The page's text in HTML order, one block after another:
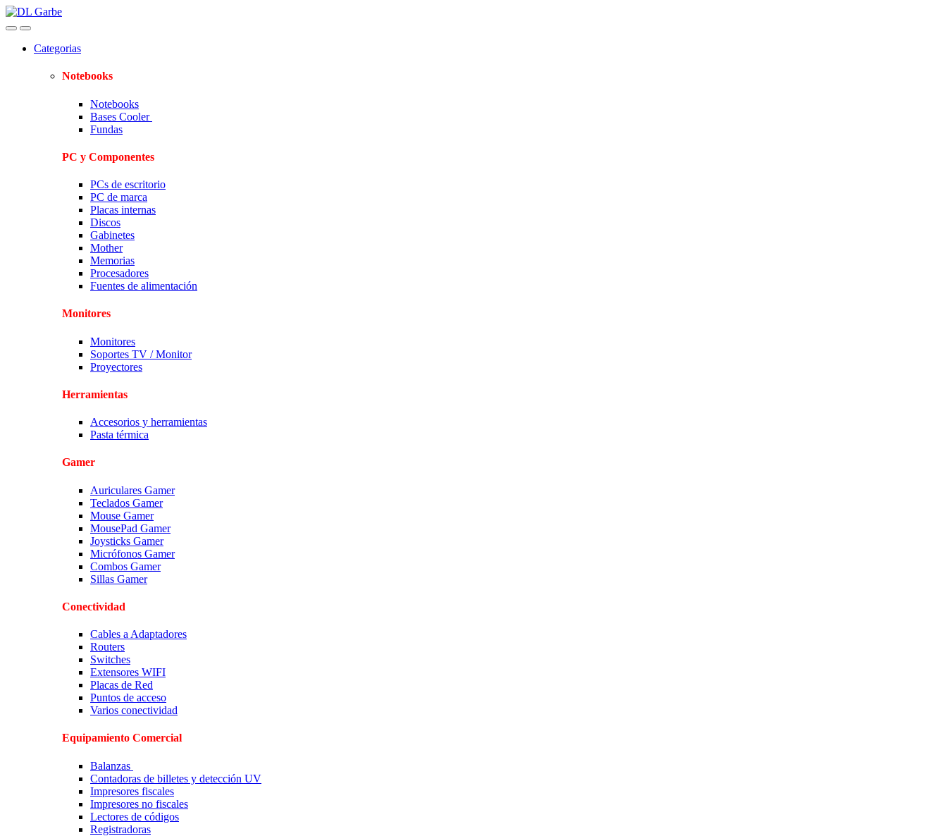
Skip
to
Skip
to
Categorias
Notebooks
Notebooks
Bases Cooler
Fundas
PC y Componentes
PCs de escritorio
PC de marca
Placas internas
Discos
Gabinetes
Mother
Memorias
Procesadores
Fuentes de alimentación
Monitores
Monitores
Soportes TV / Monitor
Proyectores
Herramientas
Accesorios y herramientas
Pasta térmica
Gamer
Auriculares Gamer
Teclados Gamer
Mouse Gamer
MousePad Gamer
Joysticks Gamer
Micrófonos Gamer
Combos Gamer
Sillas Gamer
Conectividad
Cables a Adaptadores
Routers
Switches
Extensores WIFI
Placas de Red
Puntos de acceso
Varios conectividad
Equipamiento Comercial
Balanzas
Contadoras de billetes y detección UV
Impresores fiscales
Impresores no fiscales
Lectores de códigos
Registradoras